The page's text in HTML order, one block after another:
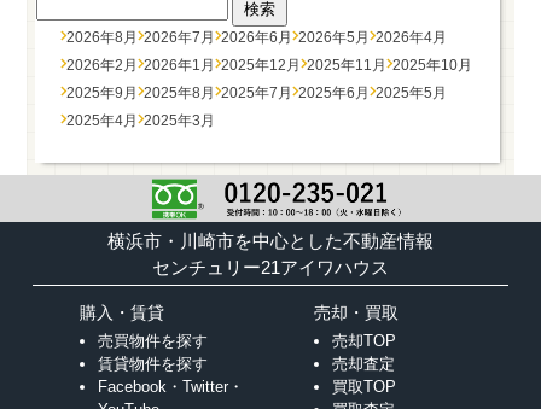
2026年8月 2026年7月 2026年6月 2026年5月 2026年4月
2026年2月 2026年1月 2025年12月 2025年11月 2025年10月
2025年9月 2025年8月 2025年7月 2025年6月 2025年5月
2025年4月 2025年3月
横浜市・川崎市を中心とした不動産情報
センチュリー21アイワハウス
購入・賃貸
売買物件を探す
賃貸物件を探す
Facebook・Twitter・
売却・買取
売却TOP
売却査定
買取TOP